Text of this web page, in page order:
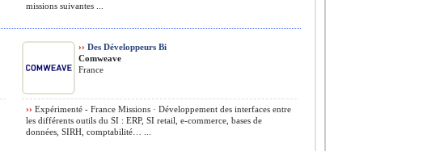
missions suivantes ...
›› Des Développeurs Bi
Comweave
France
›› Expérimenté - France Missions · Développement des interfaces entre
les différents outils du SI : ERP, SI retail, e-commerce, bases de
données, SIRH, comptabilité… ...